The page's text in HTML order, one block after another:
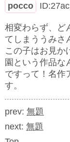
pocco
相変わらず、ど
てしまううみさ
この子はお見か
園という作品な
ですって！名作
す。
prev: 無題
next: 無題